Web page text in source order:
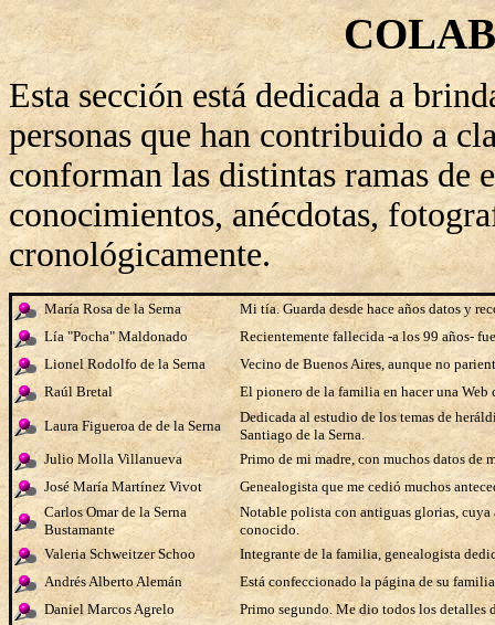
Esta sección estádedicada a
personas que han contribuido a
conforman las distintas ramas de
conocimientos, anécdotas,
cronológicamente.
María Rosa de la Serna
Mi tía. Guarda desde hace años datos y
Lía "Pocha" Maldonado
Recientemente fallecida -a los 99 años-
Lionel Rodolfo de la Serna
Vecino de Buenos Aires, aunque no
Raúl Bretal
El pionero de la familia en hacer una
Laura Figueroa de de la Serna
Dedicada al estudio de los temas de
Santiago de la Serna.
Julio Molla Villanueva
Primo de mi madre, con muchos datos de
José María Martínez Vivot
Genealogista que me cedió muchos
Carlos Omar de la Serna
Bustamante
Notable polista con antiguas glorias, cuya
conocido.
Valeria Schweitzer Schoo
Integrante de la familia, genealogista
Andrés Alberto Alemán
Está confeccionado la página de su
Daniel Marcos Agrelo
Primo segundo. Me dio todos los detalles